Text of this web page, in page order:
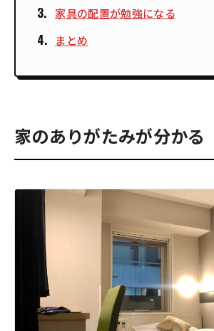
家具の配置が勉強になる
まとめ
家のありがたみが分かる